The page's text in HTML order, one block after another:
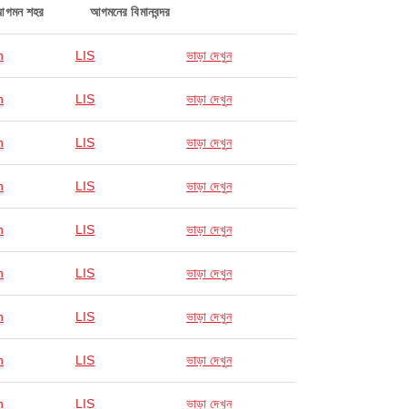
শহর আগমনের বিমানবন্দর
LIS ভাড়া দেখুন
LIS ভাড়া দেখুন
LIS ভাড়া দেখুন
LIS ভাড়া দেখুন
LIS ভাড়া দেখুন
LIS ভাড়া দেখুন
LIS ভাড়া দেখুন
LIS ভাড়া দেখুন
LIS ভাড়া দেখুন